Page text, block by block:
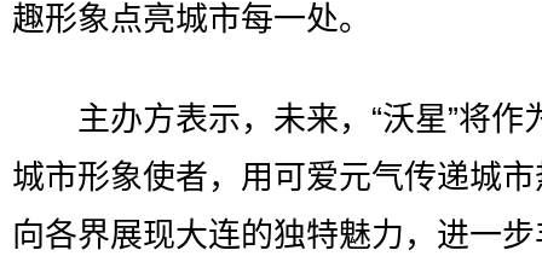
趣形象点亮城市每一处。
主办方表示，未来，“沃星”将作
城市形象使者，用可爱元气传递城
向各界展现大连的独特魅力，进一